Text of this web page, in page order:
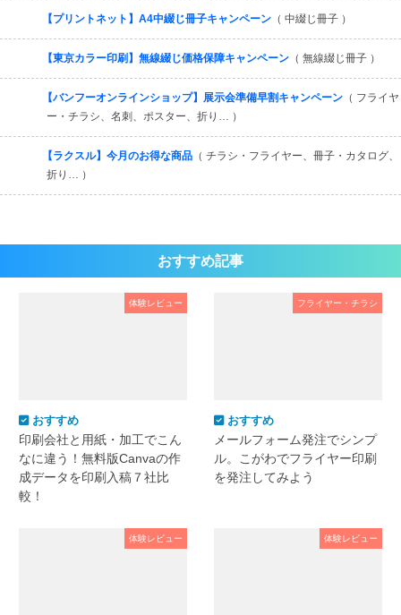
【プリントネット】A4中綴じ冊子キャンペーン （ 中綴じ冊子 ）
【東京カラー印刷】無線綴じ価格保障キャンペーン （ 無線綴じ冊子 ）
【バンフーオンラインショップ】展示会準備早割キャンペーン （ フライヤ
ー・チラシ、名刺、ポスター、折り… ）
【ラクスル】今月のお得な商品 （ チラシ・フライヤー、冊子・カタログ、
折り… ）
おすすめ記事
体験レビュー
おすすめ
印刷会社と用紙・加工でこん
なに違う！無料版Canvaの作
成データを印刷入稿７社比
較！
フライヤー・チラシ
おすすめ
メールフォーム発注でシンプ
ル。こがわでフライヤー印刷
を発注してみよう
体験レビュー 体験レビュー